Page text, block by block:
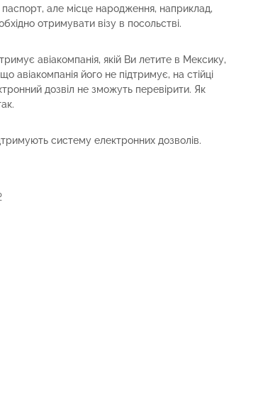
але місце народження, наприклад,
отримувати візу в посольстві.
авіакомпанія, якій Ви летите в Мексику,
авіакомпанія його не підтримує, на стійці
дозвіл не зможуть перевірити. Як
систему електронних дозволів.